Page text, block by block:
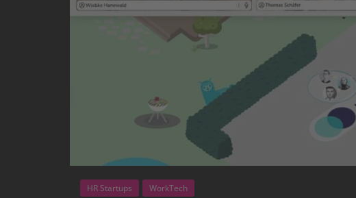
HR Startups WorkTech